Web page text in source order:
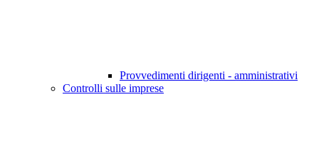
Provvedimenti dirigenti - amministrativi
Controlli sulle imprese